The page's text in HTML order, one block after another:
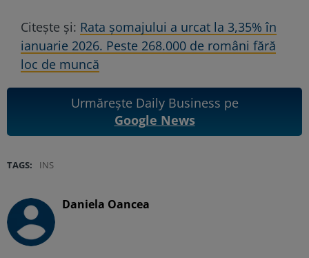
Citește și: Rata șomajului a urcat la 3,35% în
ianuarie 2026. Peste 268.000 de români fără
loc de muncă
Urmărește Daily Business pe
Google News
TAGS: INS
Daniela Oancea